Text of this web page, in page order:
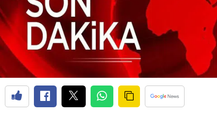
Bilecik
Bingöl
Burdur
Bursa